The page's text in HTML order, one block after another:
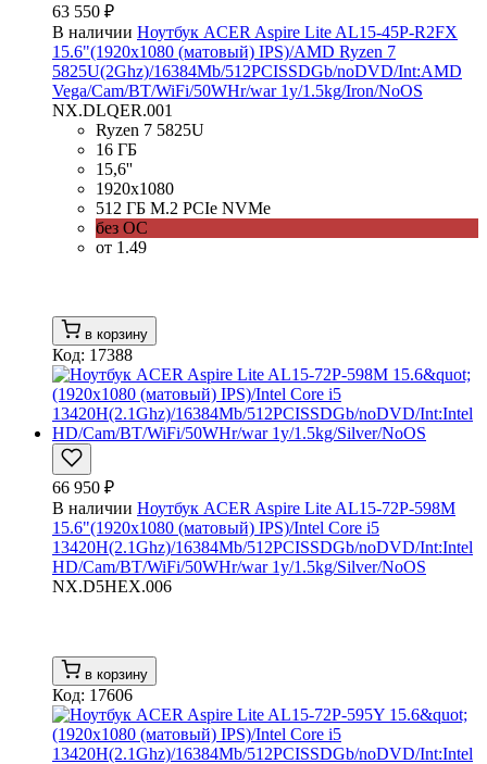
63 550 ₽
В наличии Ноутбук ACER Aspire Lite AL15-45P-R2FX
15.6"(1920x1080 (матовый) IPS)/AMD Ryzen 7
5825U(2Ghz)/16384Mb/512PCISSDGb/noDVD/Int:AMD
Vega/Cam/BT/WiFi/50WHr/war 1y/1.5kg/Iron/NoOS
NX.DLQER.001
Ryzen 7 5825U
16 ГБ
15,6''
1920x1080
512 ГБ M.2 PCIe NVMe
без ОС
от 1.49
в корзину
Код: 17388
66 950 ₽
В наличии Ноутбук ACER Aspire Lite AL15-72P-598M
15.6"(1920x1080 (матовый) IPS)/Intel Core i5
13420H(2.1Ghz)/16384Mb/512PCISSDGb/noDVD/Int:Intel
HD/Cam/BT/WiFi/50WHr/war 1y/1.5kg/Silver/NoOS
NX.D5HEX.006
в корзину
Код: 17606